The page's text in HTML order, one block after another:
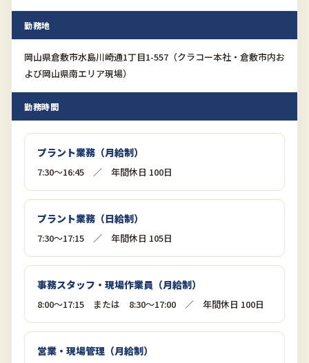
勤務地
岡山県倉敷市水島川崎通1丁目1-557（クラコー本社・倉敷市内お
よび岡山県南エリア現場）
勤務時間
プラント業務（月給制）
7:30〜16:45 ／ 年間休日 100日
プラント業務（日給制）
7:30〜17:15 ／ 年間休日 105日
事務スタッフ・現場作業員（月給制）
8:00〜17:15 または 8:30〜17:00 ／ 年間休日 100日
営業・現場管理（月給制）